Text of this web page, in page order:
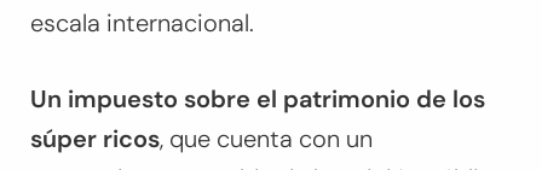
escala internacional.
Un impuesto sobre el patrimonio de los
súper ricos, que cuenta con un